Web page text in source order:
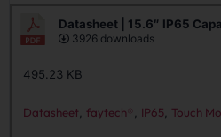
Datasheet | 15.6″ IP65
3926 downloads
495.23 KB
Datasheet faytech® IP65 Touch